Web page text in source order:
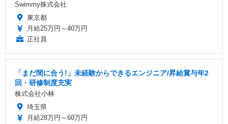
Swimmy株式会社
東京都
月給25万円～40万円
正社員
「まだ間に合う!」未経験からできるエンジニア/昇給賞与年2
回・研修制度充実
株式会社小林
埼玉県
月給28万円～60万円